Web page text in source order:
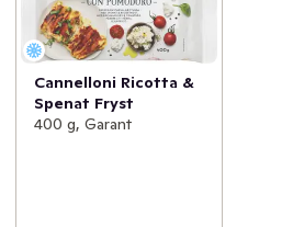
Cannelloni Ricotta &
Spenat Fryst
400 g, Garant